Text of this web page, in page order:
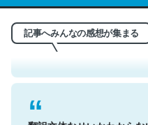
記事へみんなの感想が集まる
れ好き。Let’s Fucking
─今のこの状況が信じられるか
翻訳文体なせいかわからな